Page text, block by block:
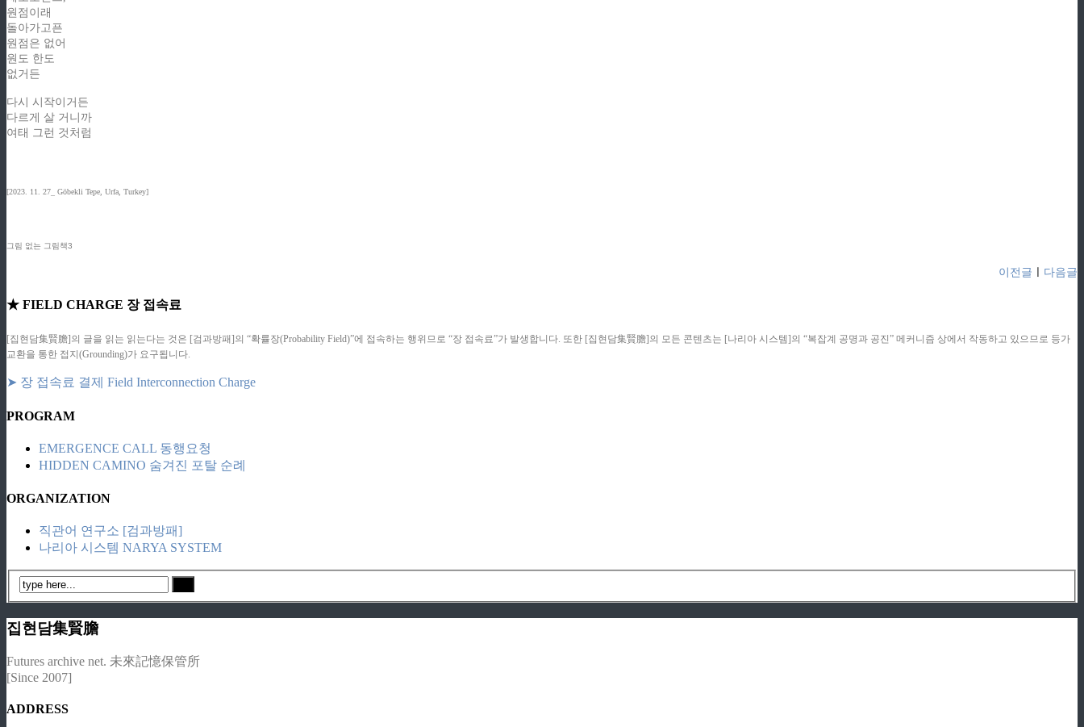
원점이래
돌아가고픈
원점은 없어
원도 한도
없거든
다시 시작이거든
다르게 살 거니까
여태 그런 것처럼
[2023. 11. 27_ Göbekli Tepe, Urfa, Turkey]
그림 없는 그림책3
이전글 다음글
★ FIELD CHARGE 장 접속료
[집현담集賢膽]의 글을 읽는 읽는다는 것은 [검과방패]의 “확률장(Probability Field)”에 접속하는 행위므로 “장 접속료”가 발생합니다. 또한 [집현담集賢膽]의 모든 콘텐츠는 [나리아 시스템]의 “복잡계 공명과 공진” 메커니즘 상에서 작동하고 있으므로 등가
교환을 통한 접지(Grounding)가 요구됩니다.
➤ 장 접속료 결제 Field Interconnection Charge
PROGRAM
EMERGENCE CALL 동행요청
HIDDEN CAMINO 숨겨진 포탈 순례
ORGANIZATION
직관어 연구소 [검과방패]
나리아 시스템 NARYA SYSTEM
집현담集賢膽
Futures archive net. 未來記憶保管所
[Since 2007]
ADDRESS